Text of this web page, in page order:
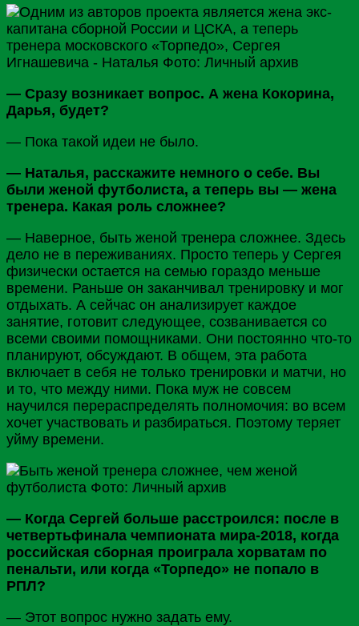
— Сразу возникает вопрос. А жена Кокорина,
Дарья, будет?
— Пока такой идеи не было.
— Наталья, расскажите немного о себе. Вы
были женой футболиста, а теперь вы — жена
тренера. Какая роль сложнее?
— Наверное, быть женой тренера сложнее. Здесь
дело не в переживаниях. Просто теперь у Сергея
физически остается на семью гораздо меньше
времени. Раньше он заканчивал тренировку и мог
отдыхать. А сейчас он анализирует каждое
занятие, готовит следующее, созванивается со
всеми своими помощниками. Они постоянно что-то
планируют, обсуждают. В общем, эта работа
включает в себя не только тренировки и матчи, но
и то, что между ними. Пока муж не совсем
научился перераспределять полномочия: во всем
хочет участвовать и разбираться. Поэтому теряет
уйму времени.
— Когда Сергей больше расстроился: после в
четвертьфинала чемпионата мира-2018, когда
российская сборная проиграла хорватам по
пенальти, или когда «Торпедо» не попало в
РПЛ?
— Этот вопрос нужно задать ему.